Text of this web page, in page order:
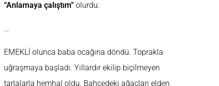
“Anlamaya çalıştım” olurdu.
…
EMEKLİ olunca baba ocağına döndü. Toprakla
uğraşmaya başladı. Yıllardır ekilip biçilmeyen
tarlalarla hemhal oldu. Bahçedeki ağaçları elden